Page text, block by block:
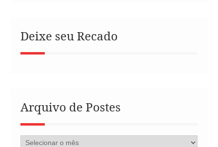
Deixe seu Recado
Arquivo de Postes
Arquivo